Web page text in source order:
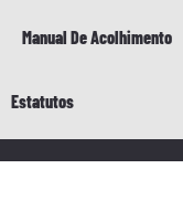
Manual De Acolhimento
Estatutos